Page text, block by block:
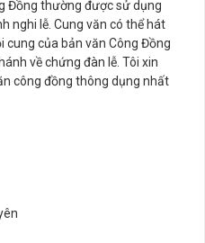
Đồng thường được sử dụng
nghi lễ. Cung văn có thể hát
cung của bản văn Công Đồng
về chứng đàn lễ. Tôi xin
công đồng thông dụng nhất